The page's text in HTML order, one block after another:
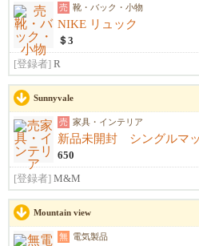
売 靴・バック・小物
NIKE リュック
＄3
[登録者] R
Sunnyvale
売 家具・インテリア
650
[登録者] M&M
Mountain view
無 電気製品